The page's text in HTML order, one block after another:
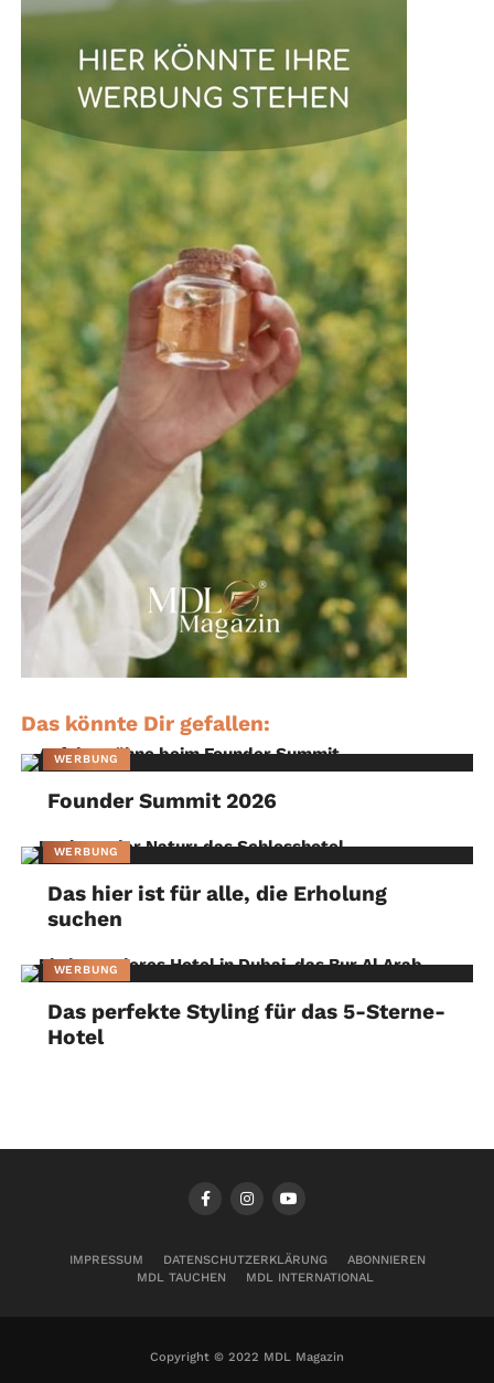
Das könnte Dir gefallen:
WERBUNG
Founder Summit 2026
WERBUNG
Das hier ist für alle, die Erholung
suchen
WERBUNG
Das perfekte Styling für das 5-Sterne-
Hotel
IMPRESSUM DATENSCHUTZERKLÄRUNG
ABONNIEREN
MDL TAUCHEN
MDL INTERNATIONAL
Copyright © 2022 MDL Magazin